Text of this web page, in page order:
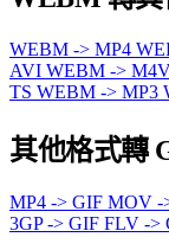
WEBM -> MP4
AVI WEBM ->
TS WEBM -> MP3
其他格式轉
MP4 -> GIF MOV -
3GP -> GIF FLV ->